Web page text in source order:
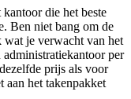
die het beste
Ben niet bang om de
wat je verwacht van het
per
prijs als voor
aan het takenpakket